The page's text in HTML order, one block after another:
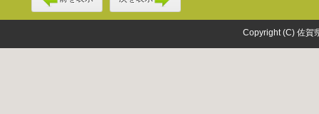
Copyright (C) 佐賀